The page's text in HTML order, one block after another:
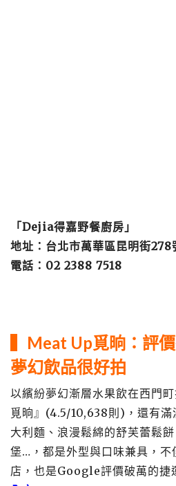
「Dejia得嘉野餐廚房」
地址：台北市萬華區昆明街278
電話：02 2388 7518
▍Meat Up覓晌：評
夢幻飲品很好拍
以繽紛夢幻漸層水果飲在西門
覓晌』(4.5/10,638則)，還有滿
大利麵、浪漫鬆綿的舒芙蕾鬆
堡…，都是外型與口味兼具，不
店，也是Google評價破萬的捷